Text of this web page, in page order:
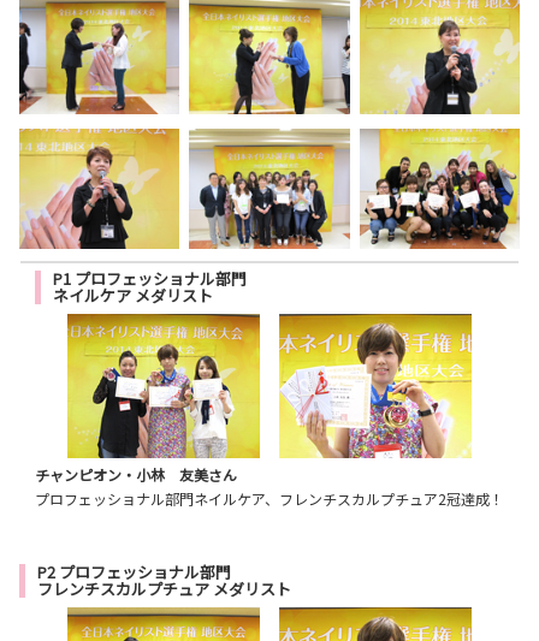
P1 プロフェッショナル部門
ネイルケア メダリスト
チャンピオン・小林 友美さん
プロフェッショナル部門ネイルケア、フレンチスカルプチュア2冠達成！
P2 プロフェッショナル部門
フレンチスカルプチュア メダリスト